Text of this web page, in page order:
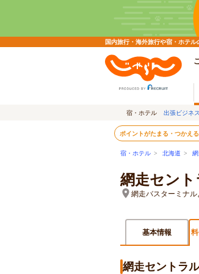
国内旅行・海外旅行や宿・ホテ
宿・ホテル 出張ビジネス
ポイントがたまる・つかえる
宿・ホテル > 北海道 >
網走セン
網走バスターミナ
基本情報
網走セントラ